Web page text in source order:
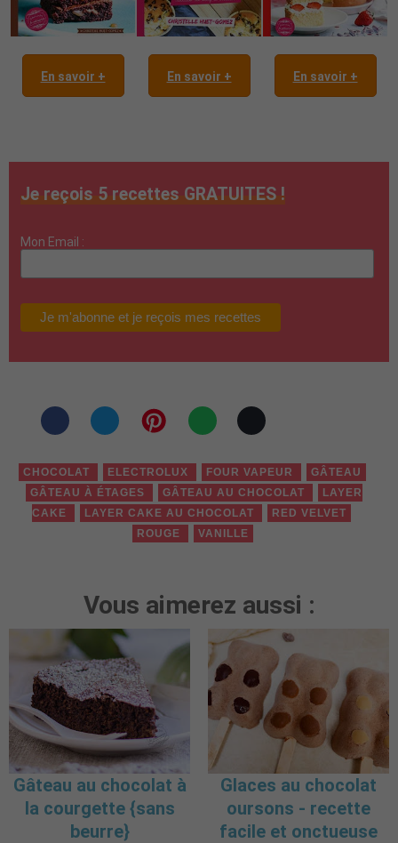
En savoir + En savoir + En savoir +
Je reçois 5 recettes GRATUITES !
Mon Email :
CHOCOLAT ELECTROLUX FOUR VAPEUR
GÂTEAU
GÂTEAU À ÉTAGES
GÂTEAU AU CHOCOLAT
LAYER
CAKE
LAYER CAKE AU CHOCOLAT
RED VELVET
ROUGE
VANILLE
Vous aimerez aussi :
Gâteau au chocolat à
la courgette {sans
beurre}
Glaces au chocolat
oursons - recette
facile et onctueuse